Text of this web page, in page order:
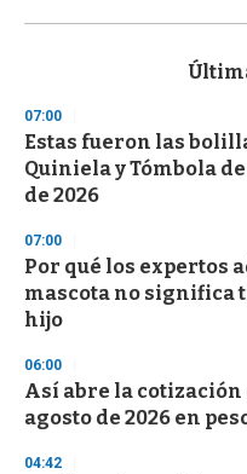
s
d
s
o
f
3
s
e
c
o
n
07:00
Estas fueron las
Quiniela y Tómbola
de 2026
07:00
Por qué los expertos
mascota no significa
hijo
06:00
Así abre la cotización
agosto de 2026 en
04:42